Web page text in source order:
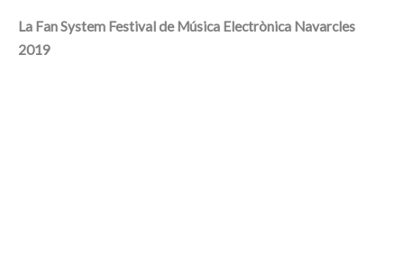
La Fan System Festival de Música Electrònica Navarcles
2019